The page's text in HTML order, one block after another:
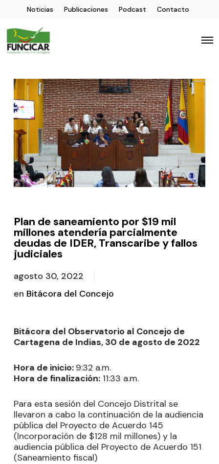
Noticias Publicaciones Podcast Contacto
Plan de saneamiento por $19 mil
millones atendería parcialmente
deudas de IDER, Transcaribe y fallos
judiciales
agosto 30, 2022
en Bitácora del Concejo
Bitácora del Observatorio al Concejo de
Cartagena de Indias, 30 de agosto de 2022
Hora de inicio: 9:32 a.m.
Hora de finalización: 11:33 a.m.
Para esta sesión del Concejo Distrital se
llevaron a cabo la continuación de la audiencia
pública del Proyecto de Acuerdo 145
(Incorporación de $128 mil millones) y la
audiencia pública del Proyecto de Acuerdo 151
(Saneamiento fiscal)